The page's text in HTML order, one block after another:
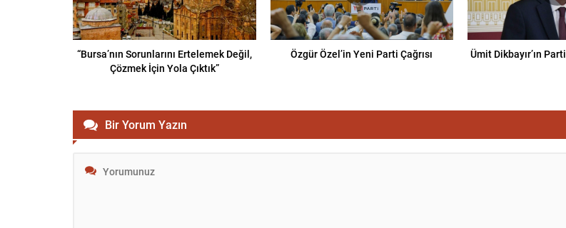
“Bursa’nın Sorunlarını Ertelemek Değil,
Çözmek İçin Yola Çıktık”
Özgür Özel’in Yeni Parti Çağrısı Ümit Dikbayır’ın
Bir Yorum Yazın